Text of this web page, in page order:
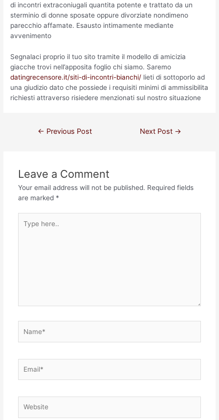
di incontri extraconiugali quantita potente e trattato da un
sterminio di donne sposate oppure divorziate nondimeno
parecchio affamate. Esausto intimamente mediante
avvenimento
Segnalaci proprio il tuo sito tramite il modello di amicizia
giacche trovi nell’apposita foglio chi siamo. Saremo
datingrecensore.it/siti-di-incontri-bianchi/ lieti di sottoporlo ad
una giudizio dato che possiede i requisiti minimi di ammissibilita
richiesti attraverso risiedere menzionati sul nostro situazione
← Previous Post Next Post →
Leave a Comment
Your email address will not be published. Required fields
are marked *